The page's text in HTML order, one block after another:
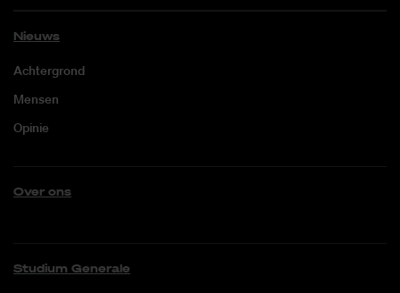
Nieuws
Achtergrond
Mensen
Opinie
Over ons
Studium Generale